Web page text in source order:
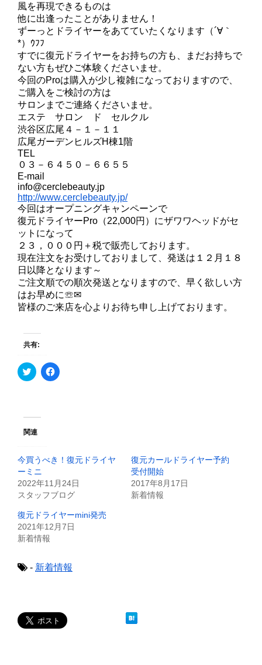
風を再現できるものは
他に出逢ったことがありません！
ずーっとドライヤーをあてていたくなります（´∀｀
*）ｳﾌﾌ
すでに復元ドライヤーをお持ちの方も、まだお持ちで
ない方もぜひご体験くださいませ。
今回のProは購入が少し複雑になっておりますので、
ご購入をご検討の方は
サロンまでご連絡くださいませ。
エステ サロン ド セルクル
渋谷区広尾４－１－１１
広尾ガーデンヒルズH棟1階
TEL
０３－６４５０－６６５５
E-mail
info@cerclebeauty.jp
http://www.cerclebeauty.jp/
今回はオープニングキャンペーンで
復元ドライヤーPro（22,000円）にザワワヘッドがセ
ットになって
２３，０００円＋税で販売しております。
現在注文をお受けしておりまして、発送は１２月１８
日以降となります～
ご注文順での順次発送となりますので、早く欲しい方
はお早めに☏✉
皆様のご来店を心よりお待ち申し上げております。
共有:
ク
リ
T
i
r
で
共
有
(
新
い
ウ
ィ
ン
で
開
F
a
る
ク
リ
ッ
し
て
く
新
ド
ウ
で
関連
今買うべき！復元ドライヤ
ーミニ
2022年11月24日
スタッフブログ
復元カールドライヤー予約
受付開始
2017年8月17日
新着情報
復元ドライヤーmini発売
2021年12月7日
新着情報
- 新着情報